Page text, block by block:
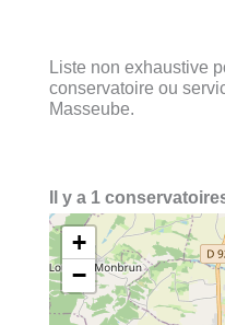
Liste non exhaustive
conservatoire ou
Masseube.
Il y a 1
+
−